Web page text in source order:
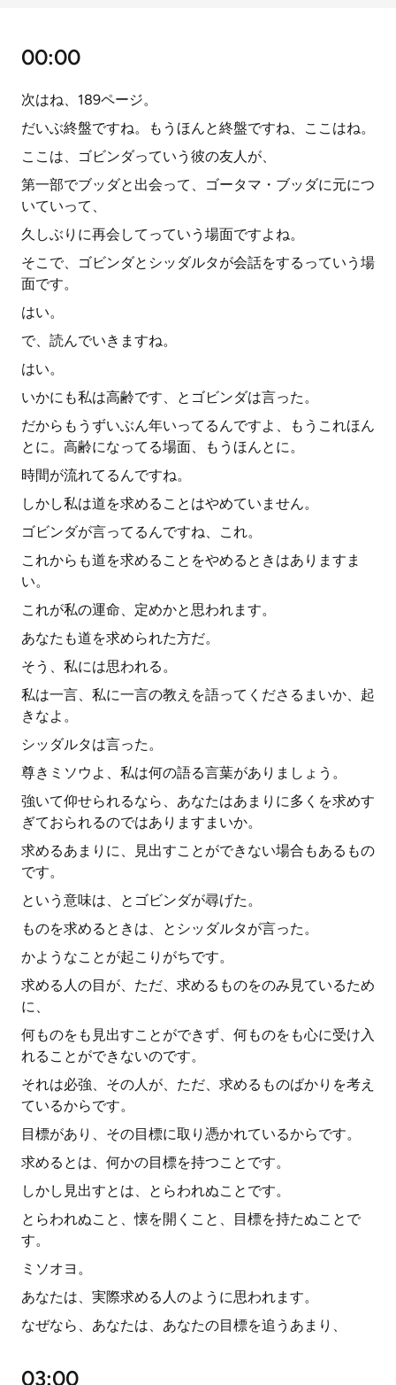
00:00
次はね、189ページ。
だいぶ終盤ですね。もうほんと終盤ですね、ここはね。
ここは、ゴビンダっていう彼の友人が、
第一部でブッダと出会って、ゴータマ・ブッダに元につ
いていって、
久しぶりに再会してっていう場面ですよね。
そこで、ゴビンダとシッダルタが会話をするっていう場
面です。
はい。
で、読んでいきますね。
はい。
いかにも私は高齢です、とゴビンダは言った。
だからもうずいぶん年いってるんですよ、もうこれほん
とに。高齢になってる場面、もうほんとに。
時間が流れてるんですね。
しかし私は道を求めることはやめていません。
ゴビンダが言ってるんですね、これ。
これからも道を求めることをやめるときはありますま
い。
これが私の運命、定めかと思われます。
あなたも道を求められた方だ。
そう、私には思われる。
私は一言、私に一言の教えを語ってくださるまいか、起
きなよ。
シッダルタは言った。
尊きミソウよ、私は何の語る言葉がありましょう。
強いて仰せられるなら、あなたはあまりに多くを求めす
ぎておられるのではありますまいか。
求めるあまりに、見出すことができない場合もあるもの
です。
という意味は、とゴビンダが尋げた。
ものを求めるときは、とシッダルタが言った。
かようなことが起こりがちです。
求める人の目が、ただ、求めるものをのみ見ているため
に、
何ものをも見出すことができず、何ものをも心に受け入
れることができないのです。
それは必強、その人が、ただ、求めるものばかりを考え
ているからです。
目標があり、その目標に取り憑かれているからです。
求めるとは、何かの目標を持つことです。
しかし見出すとは、とらわれぬことです。
とらわれぬこと、懐を開くこと、目標を持たぬことで
す。
ミソオヨ。
あなたは、実際求める人のように思われます。
なぜなら、あなたは、あなたの目標を追うあまり、
03:00